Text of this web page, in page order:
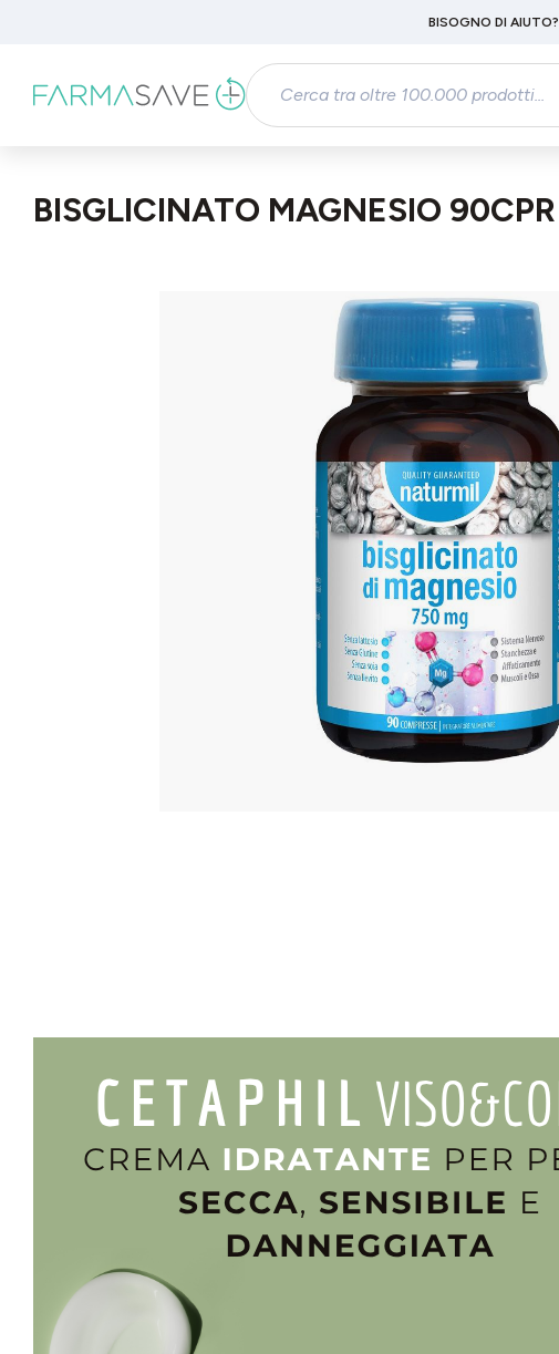
Passa alla navigazione principale
BISOGNO DI AIUTO?
BISGLICINATO MAGNESIO 90CPR